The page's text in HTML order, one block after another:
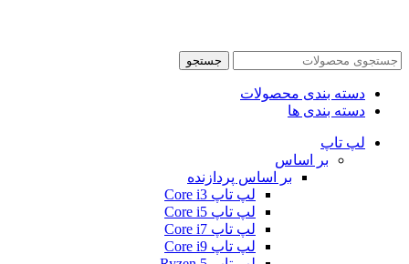
جستجو
دسته بندی محصولات
دسته بندی ها
لپ تاپ
بر اساس
بر اساس پردازنده
لپ تاپ Core i3
لپ تاپ Core i5
لپ تاپ Core i7
لپ تاپ Core i9